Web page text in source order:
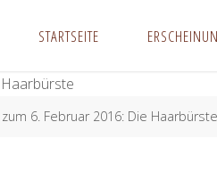
STARTSEITE
6. Februar 2016: Die Haarbürste